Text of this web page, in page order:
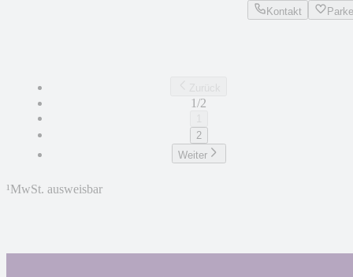
Kontakt
1/2
2
Weiter
¹MwSt. ausweisbar